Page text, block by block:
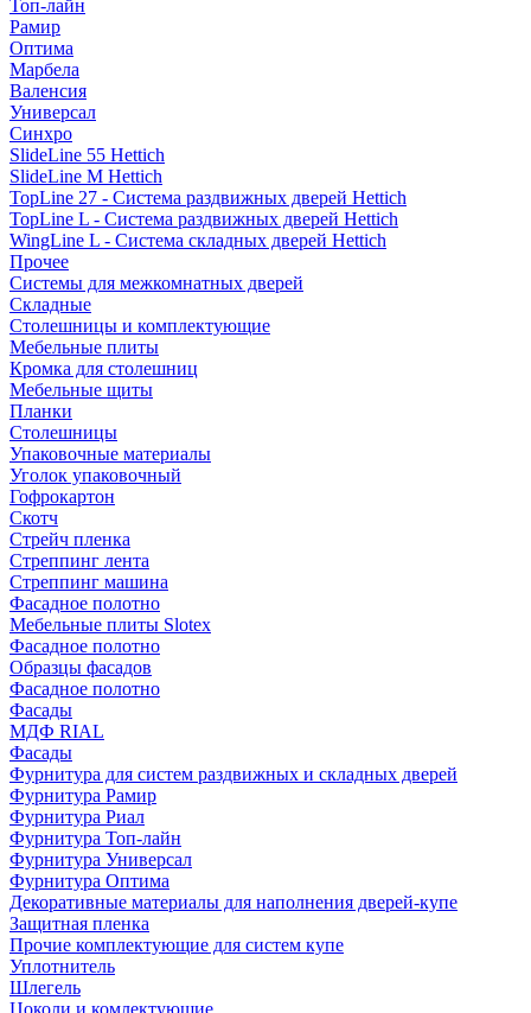
Топ-лайн
Рамир
Оптима
Марбела
Валенсия
Универсал
Синхро
SlideLine 55 Hettich
SlideLine M Hettich
TopLine 27 - Система раздвижных дверей Hettich
TopLine L - Система раздвижных дверей Hettich
WingLine L - Система складных дверей Hettich
Прочее
Системы для межкомнатных дверей
Складные
Столешницы и комплектующие
Мебельные плиты
Кромка для столешниц
Мебельные щиты
Планки
Столешницы
Упаковочные материалы
Уголок упаковочный
Гофрокартон
Скотч
Стрейч пленка
Стреппинг лента
Стреппинг машина
Фасадное полотно
Мебельные плиты Slotex
Фасадное полотно
Образцы фасадов
Фасадное полотно
Фасады
МДФ RIAL
Фасады
Фурнитура для систем раздвижных и складных дверей
Фурнитура Рамир
Фурнитура Риал
Фурнитура Топ-лайн
Фурнитура Универсал
Фурнитура Оптима
Декоративные материалы для наполнения дверей-купе
Защитная пленка
Прочие комплектующие для систем купе
Уплотнитель
Шлегель
Цоколи и комлектующие